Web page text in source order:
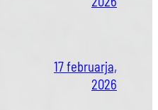
17 februarja,
2026